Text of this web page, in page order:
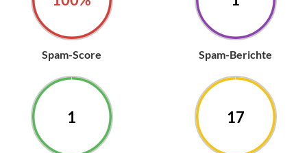
Spam-Score Spam-Berichte
1 17